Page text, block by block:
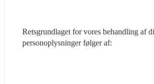
Retsgrundlaget for vores behandling af
personoplysninger følger af: